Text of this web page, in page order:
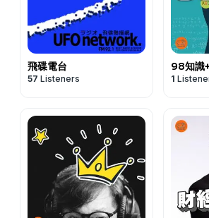
https://news98radio.wixsite.com/
Powered byFirstory Hosting
飛碟電台
57 Listeners
98知識
1